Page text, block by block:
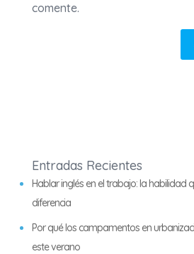
comente.
Entradas Recientes
Hablar inglés en el trabajo: la habilidad
diferencia
Por qué los campamentos en
este verano